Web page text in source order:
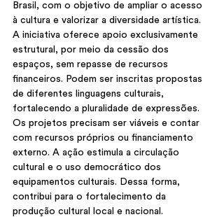
Brasil, com o objetivo de ampliar o acesso
à cultura e valorizar a diversidade artística.
A iniciativa oferece apoio exclusivamente
estrutural, por meio da cessão dos
espaços, sem repasse de recursos
financeiros. Podem ser inscritas propostas
de diferentes linguagens culturais,
fortalecendo a pluralidade de expressões.
Os projetos precisam ser viáveis e contar
com recursos próprios ou financiamento
externo. A ação estimula a circulação
cultural e o uso democrático dos
equipamentos culturais. Dessa forma,
contribui para o fortalecimento da
produção cultural local e nacional.